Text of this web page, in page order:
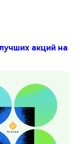
акций на